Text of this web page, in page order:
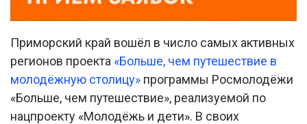
Приморский край вошёл в число самых активных
регионов проекта «Больше, чем путешествие в
молодёжную столицу» программы Росмолодёжи
«Больше, чем путешествие», реализуемой по
нацпроекту «Молодёжь и дети». В своих